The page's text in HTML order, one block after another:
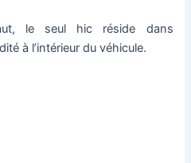
le seul hic réside dans
à l’intérieur du véhicule.